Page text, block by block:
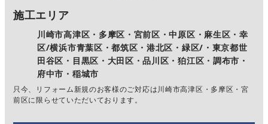
施工エリア
川崎市高津区・多摩区・宮前区・中原区・麻生区・幸
区/横浜市青葉区・都筑区・港北区・緑区/・東京都世
田谷区・目黒区・大田区・品川区・狛江区・調布市・
府中市・稲城市
只今、リフォーム新規のお客様のご対応は川崎市高津区・多摩区・宮
前区に限らせていただいております。